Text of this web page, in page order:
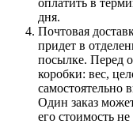
дня.
Почтовая
придет в
посылке. Перед
коробки: вес,
самостоятельно
Один заказ
его стоимость